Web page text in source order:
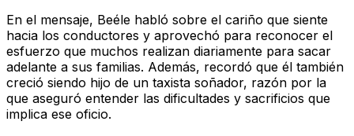
En el mensaje, Beéle habló sobre el cariño que siente
hacia los conductores y aprovechó para reconocer el
esfuerzo que muchos realizan diariamente para sacar
adelante a sus familias. Además, recordó que él también
creció siendo hijo de un taxista soñador, razón por la
que aseguró entender las dificultades y sacrificios que
implica ese oficio.